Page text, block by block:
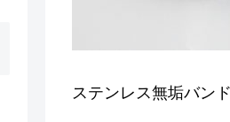
ステンレス無垢バン